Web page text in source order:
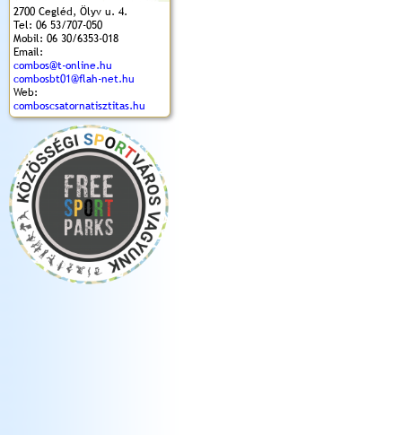
2700 Cegléd, Ölyv u. 4.
Tel: 06 53/707-050
Mobil: 06 30/6353-018
Email:
combos@t-online.hu
combosbt01@flah-net.hu
Web:
comboscsatornatisztitas.hu